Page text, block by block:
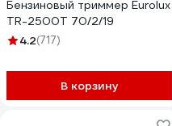
Бензиновый триммер Eurolux
TR-2500T 70/2/19
4.2(717)
В корзину